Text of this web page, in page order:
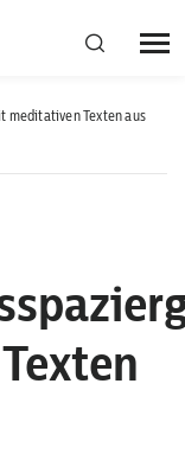
meditativen Texten aus